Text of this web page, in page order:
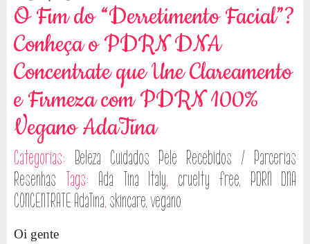
O Fim do “Derretimento Facial”?
Conheça o PDRN DNA
Concentrate que Une Clareamento
e Firmeza com PDRN 100%
Vegano AdaTina
Categorias: Beleza Cuidados Pele Recebidos / Parcerias
Resenhas Tags: Ada Tina Italy, cruelty free, PDRN DNA
CONCENTRATE AdaTina, skincare,vegano
Oi gente